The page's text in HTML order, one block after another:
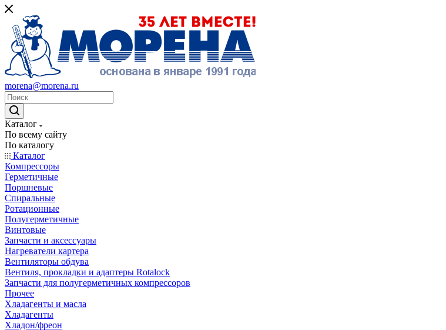
morena@morena.ru
Каталог
По всему сайту
По каталогу
Каталог
Компрессоры
Герметичные
Поршневые
Спиральные
Ротационные
Полугерметичные
Винтовые
Запчасти и аксессуары
Нагреватели картера
Вентиляторы обдува
Вентиля, прокладки и адаптеры Rotalock
Запчасти для полугерметичных компрессоров
Прочее
Хладагенты и масла
Хладагенты
Хладон/фреон